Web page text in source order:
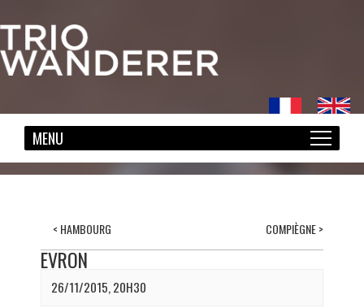
< HAMBOURG COMPIÈGNE>
EVRON
26/11/2015, 20H30